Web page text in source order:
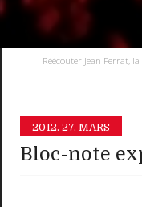
Réécouter Jean Ferrat,
2012. 27. MARS
Bloc-note